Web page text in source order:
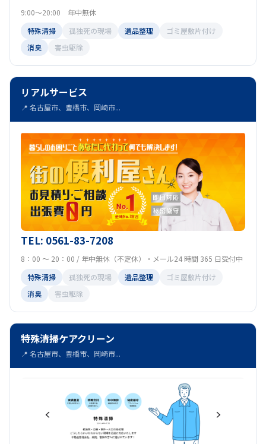
9:00～20:00 年中無休
特殊清掃
孤独死の現場 遺品整理
ゴミ屋敷片付け
消臭
害虫駆除
リアルサービス
📍 名古屋市、豊橋市、岡崎市...
TEL: 0561-83-7208
8：00 ～ 20：00 / 年中無休（不定休）・メール24 時間 365 日受付中
特殊清掃
孤独死の現場 遺品整理
ゴミ屋敷片付け
消臭
害虫駆除
特殊清掃ケアクリーン
📍 名古屋市、豊橋市、岡崎市...